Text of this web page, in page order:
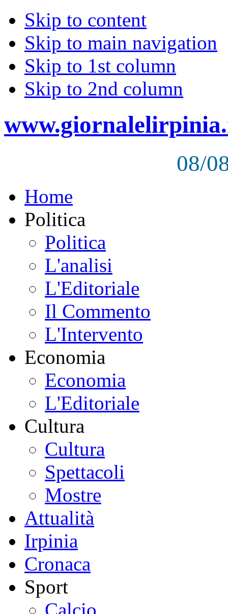
Skip to content
Skip to main navigation
Skip to 1st column
Skip to 2nd column
08/
Home
Politica
Politica
L'analisi
L'Editoriale
Il Commento
L'Intervento
Economia
Economia
L'Editoriale
Cultura
Cultura
Spettacoli
Mostre
Attualità
Irpinia
Cronaca
Sport
Calcio